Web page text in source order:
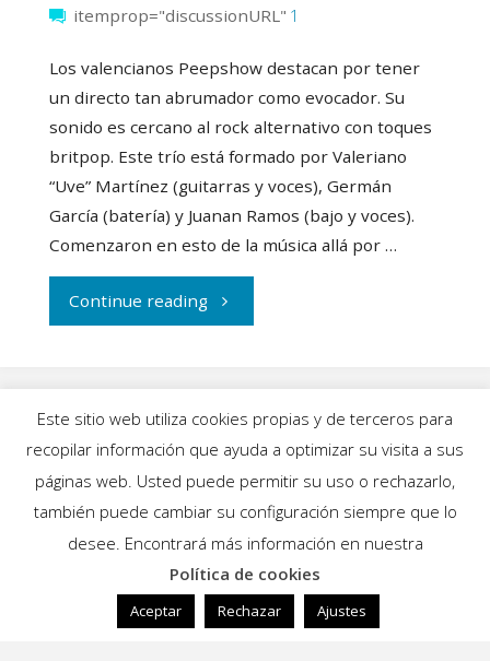
itemprop="discussionURL" 1
Los valencianos Peepshow destacan por tener
un directo tan abrumador como evocador. Su
sonido es cercano al rock alternativo con toques
britpop. Este trío está formado por Valeriano
“Uve” Martínez (guitarras y voces), Germán
García (batería) y Juanan Ramos (bajo y voces).
Comenzaron en esto de la música allá por …
Continue reading"Peepshow
alegato
cambio
en
Funciona conFluida&WordPress.
Este sitio web utiliza cookies propias y de terceros para
recopilar información que ayuda a optimizar su visita a sus
páginas web. Usted puede permitir su uso o rechazarlo,
también puede cambiar su configuración siempre que lo
desee. Encontrará más información en nuestra
Política de cookies
Aceptar Rechazar Ajustes